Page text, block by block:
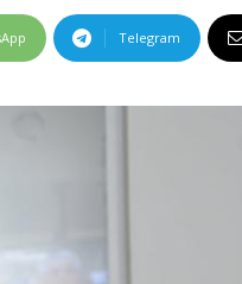
Telegram